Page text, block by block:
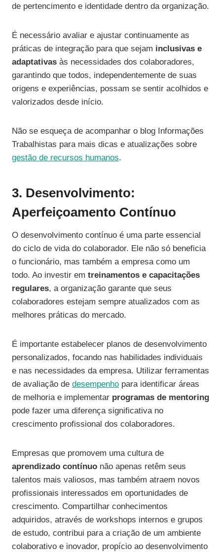
de pertencimento e identidade dentro da organização.
É necessário avaliar e ajustar continuamente as
práticas de integração para que sejam inclusivas e
adaptativas às necessidades dos colaboradores,
garantindo que todos, independentemente de suas
origens e experiências, possam se sentir acolhidos e
valorizados desde início.
Não se esqueça de acompanhar o blog Informações
Trabalhistas para mais dicas e atualizações sobre
gestão de recursos humanos.
3. Desenvolvimento:
Aperfeiçoamento Contínuo
O desenvolvimento contínuo é uma parte essencial
do ciclo de vida do colaborador. Ele não só beneficia
o funcionário, mas também a empresa como um
todo. Ao investir em treinamentos e capacitações
regulares, a organização garante que seus
colaboradores estejam sempre atualizados com as
melhores práticas do mercado.
É importante estabelecer planos de desenvolvimento
personalizados, focando nas habilidades individuais
e nas necessidades da empresa. Utilizar ferramentas
de avaliação de desempenho para identificar áreas
de melhoria e implementar programas de mentoring
pode fazer uma diferença significativa no
crescimento profissional dos colaboradores.
Empresas que promovem uma cultura de
aprendizado contínuo não apenas retêm seus
talentos mais valiosos, mas também atraem novos
profissionais interessados em oportunidades de
crescimento. Compartilhar conhecimentos
adquiridos, através de workshops internos e grupos
de estudo, contribui para a criação de um ambiente
colaborativo e inovador, propício ao desenvolvimento